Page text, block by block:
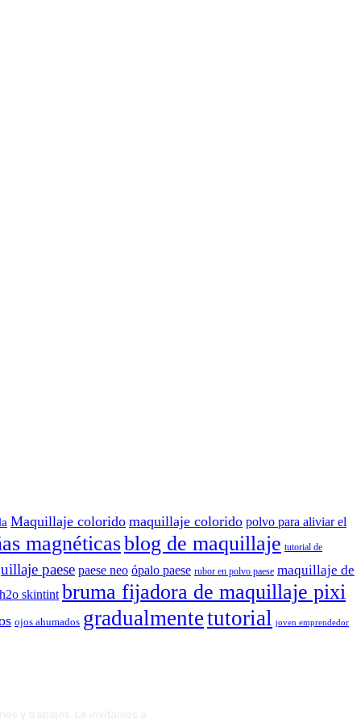
Maquillaje colorido maquillaje colorido polvo para aliviar el
magnéticasblog de maquillaje tutorial de
paese paese neo ópalo paese rubor en polvo paese maquillaje de
skintint bruma fijadora de maquillaje pixi
ojos ahumados gradualmentetutorial joven emprendedor